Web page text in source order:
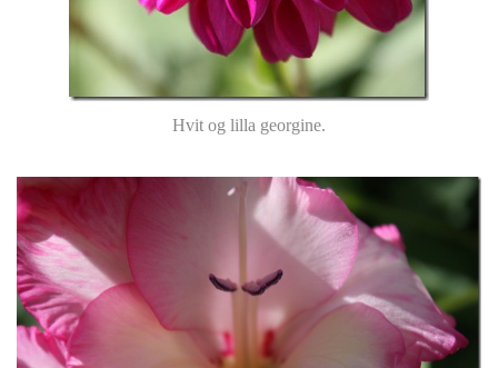
Hvit og lilla georgine.